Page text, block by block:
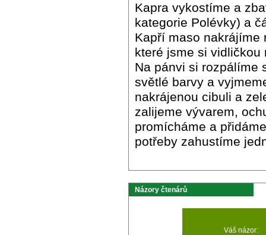
Kapra vykostíme a
kategorie Polévky) a
Kapří maso
které jsme si vidličkou
Na pánvi si rozpálíme
světlé barvy a
nakrájenou cibuli a
zalijeme vývarem,
promícháme a
potřeby zahustíme
Názory čtenárů
Váš názor: